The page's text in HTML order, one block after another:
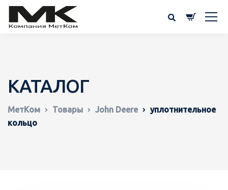
КАТАЛОГ
МетКом Товары John Deere
уплотнительное
кольцо